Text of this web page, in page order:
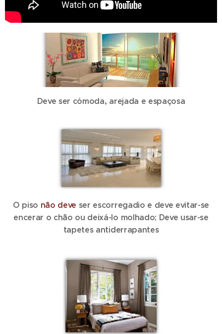
Deve ser cómoda, arejada e espaçosa
O piso não deve ser escorregadio e deve evitar-se
encerar o chão ou deixá-lo molhado; Deve usar-se
tapetes antiderrapantes